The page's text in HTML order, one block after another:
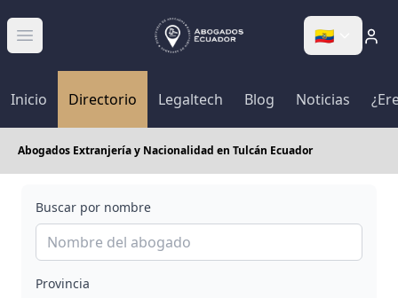
Abrir menú 🇪🇨
Inicio Directorio Legaltech Blog Noticias
Abogados Extranjería y Nacionalidad en Tulcán Ecuador
Buscar por nombre
Provincia